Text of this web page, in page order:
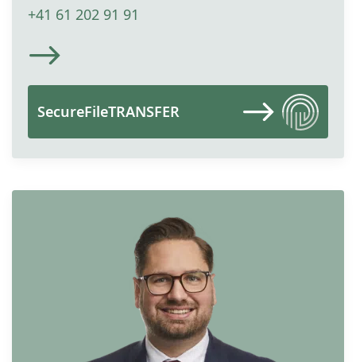
+41 61 202 91 91
SecureFileTRANSFER